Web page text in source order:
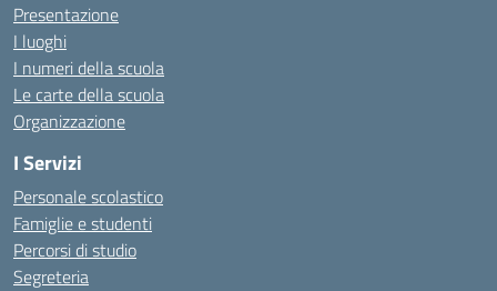
Presentazione
I luoghi
I numeri della scuola
Le carte della scuola
Organizzazione
I Servizi
Personale scolastico
Famiglie e studenti
Percorsi di studio
Segreteria